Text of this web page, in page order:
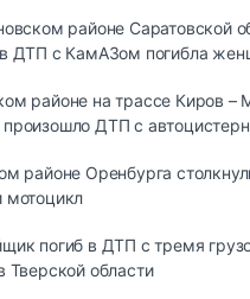
районе Саратовской
в ДТП с КамАЗом погибла
районе на трассе Киров
ДТП с
районе Оренбурга
мотоцикл
погиб в ДТП с тремя
Тверской области